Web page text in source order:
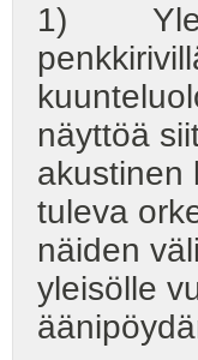
1)
näyttöä
akustinen
tuleva
näiden
yleisölle